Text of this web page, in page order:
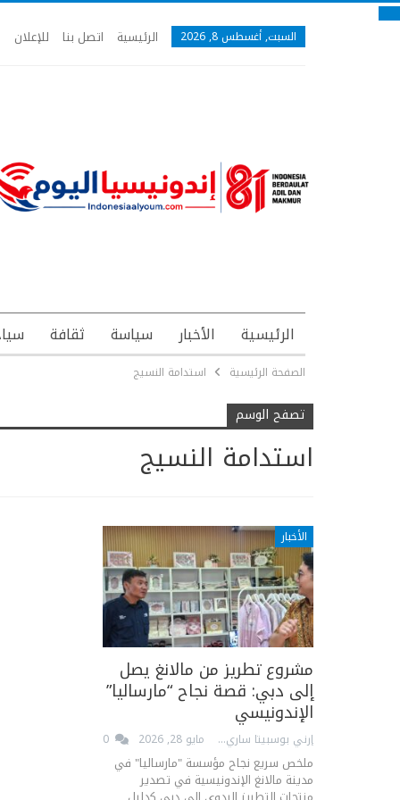
السبت, أغسطس 8, 2026 الرئيسية اتصل بنا للإعلان
الرئيسية الأخبار سياسة ثقافة
الصفحة الرئيسية استدامة النسيج
تصفح الوسم
استدامة النسيج
الأخبار
مشروع تطريز من مالانغ يصل
إلى دبي: قصة نجاح “مارساليا”
الإندونيسي
إرني بوسبيتا ساري مايو 28, 2026
ملخص سريع نجاح مؤسسة "مارساليا" في
مدينة مالانغ الإندونيسية في تصدير